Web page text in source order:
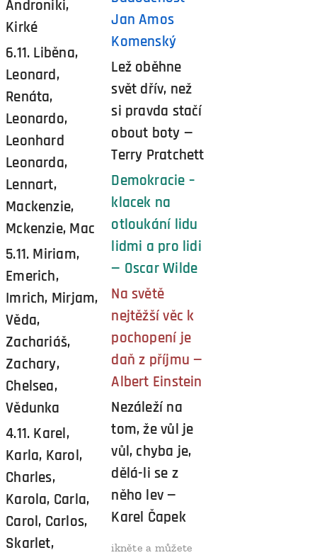
Androniki,
Kirké
6.11. Liběna,
Leonard,
Renáta,
Leonardo,
Leonhard
Leonarda,
Lennart,
Mackenzie,
Mckenzie, Mac
5.11. Miriam,
Emerich,
Imrich, Mirjam,
Věda,
Zachariáš,
Zachary,
Chelsea,
Vědunka
4.11. Karel,
Karla, Karol,
Charles,
Karola, Carla,
Carol, Carlos,
Skarlet,
Jan Amos
Komenský
Lež oběhne
svět dřív, než
si pravda stačí
obout boty —
Terry Pratchett
Demokracie –
klacek na
otloukání lidu
lidmi a pro lidi
— Oscar Wilde
Na světě
nejtěžší věc k
pochopení je
daň z příjmu —
Albert Einstein
Nezáleží na
tom, že vůl je
vůl, chyba je,
dělá-li se z
něho lev —
Karel Čapek
ikněte a můžete